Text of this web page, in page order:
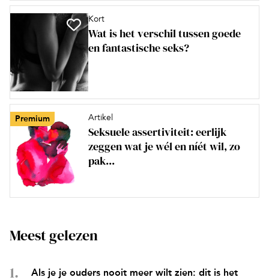
Kort
Wat is het verschil tussen goede
en fantastische seks?
Premium Artikel
Seksuele assertiviteit: eerlijk
zeggen wat je wél en níét wil, zo
pak...
Meest gelezen
Als je je ouders nooit meer wilt zien: dit is het